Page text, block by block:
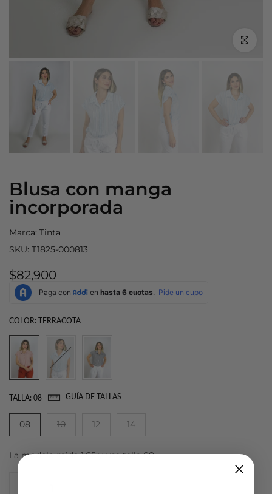
Click
Blusa con manga
incorporada
Marca: Tinta
SKU: T1825-000813
$82,900
COLOR: TERRACOTA
TALLA: 08 GUÍA DE TALLAS
08 10 12 14
La modelo mide 1.65 y usa talla 08